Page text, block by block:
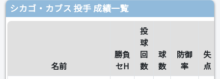
シカゴ・カブス 投手 成績一覧
名前
勝負
セH
投
球
回
数
球
数
防御
率
失
点